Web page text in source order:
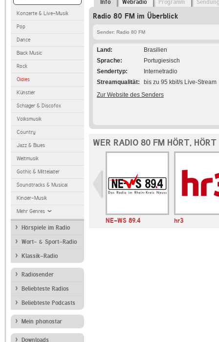
Konzerte & Live-Musik
Pop
Dance
Black Music
Rock
Oldies
Künstler
Schlager & Discofox
Volksmusik
Country
Jazz & Blues
Weltmusik
Gothic & Mittelalter
Soundtracks & Musical
Kinder-Musik
Mehr Genres
Hörspiele im Radio
Wort- & Sport-Radio
Klassik-Radio
Radiosender
Beliebteste Radios
Beliebteste Podcasts
Mein phonostar
Downloads
Info Webradio Programm
Radio 80 FM im Überblick
Sender: Radio 80 FM
Land
Brasilien
Sprache
Portugiesisch
Sendertyp
Internetradio
Streamqualität
bis zu 95 kbit/s Live-Stream
Zur Website des Senders
WER RADIO 80 FM HÖRT,
NE-WS 89.4 hr3